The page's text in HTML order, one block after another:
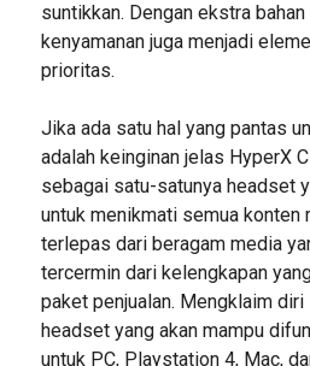
suntikkan. Dengan ekstra
kenyamanan juga menjadi
prioritas.
Jika ada satu hal yang pantas
adalah keinginan jelas HyperX
sebagai satu-satunya headset
untuk menikmati semua konten
terlepas dari beragam media
tercermin dari kelengkapan
paket penjualan. Mengklaim
headset yang akan mampu
untuk PC, Playstation 4, Mac,